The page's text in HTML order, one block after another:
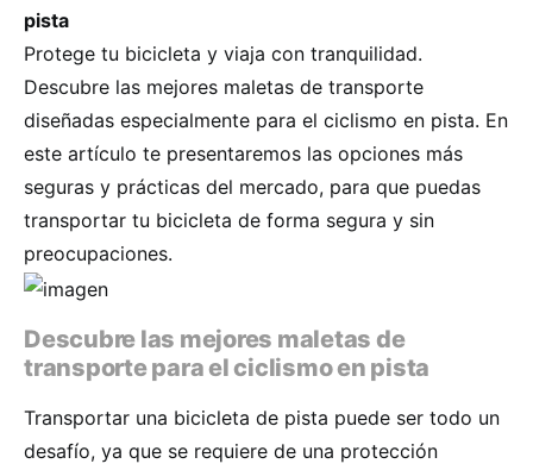
pista
Protege tu bicicleta y viaja con tranquilidad.
Descubre las mejores maletas de transporte
diseñadas especialmente para el ciclismo en pista. En
este artículo te presentaremos las opciones más
seguras y prácticas del mercado, para que puedas
transportar tu bicicleta de forma segura y sin
preocupaciones.
Descubre las mejores maletas de
transporte para el ciclismo en pista
Transportar una bicicleta de pista puede ser todo un
desafío, ya que se requiere de una protección